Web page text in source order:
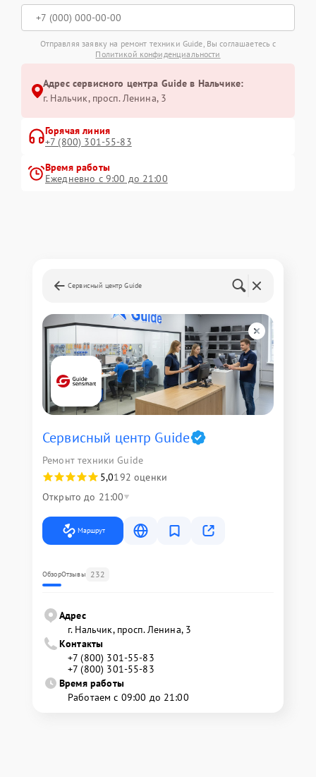
Отправляя заявку на ремонт техники Guide, Вы соглашаетесь с
Политикой конфиденциальности
Адрес сервисного центра Guide в Нальчике:
г. Нальчик, просп. Ленина, 3
Горячая линия
+7 (800) 301-55-83
Время работы
Ежедневно с 9:00 до 21:00
Сервисный центр Guide
Сервисный центр Guide
Ремонт техники Guide
5,0192 оценки
Открыто до 21:00
Маршрут
ОбзорОтзывы 232
Адрес
г. Нальчик, просп. Ленина, 3
Контакты
+7 (800) 301-55-83
+7 (800) 301-55-83
Время работы
Работаем с 09:00 до 21:00